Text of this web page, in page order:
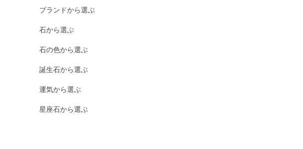
ブランドから選ぶ
石から選ぶ
石の色から選ぶ
誕生石から選ぶ
運気から選ぶ
星座石から選ぶ